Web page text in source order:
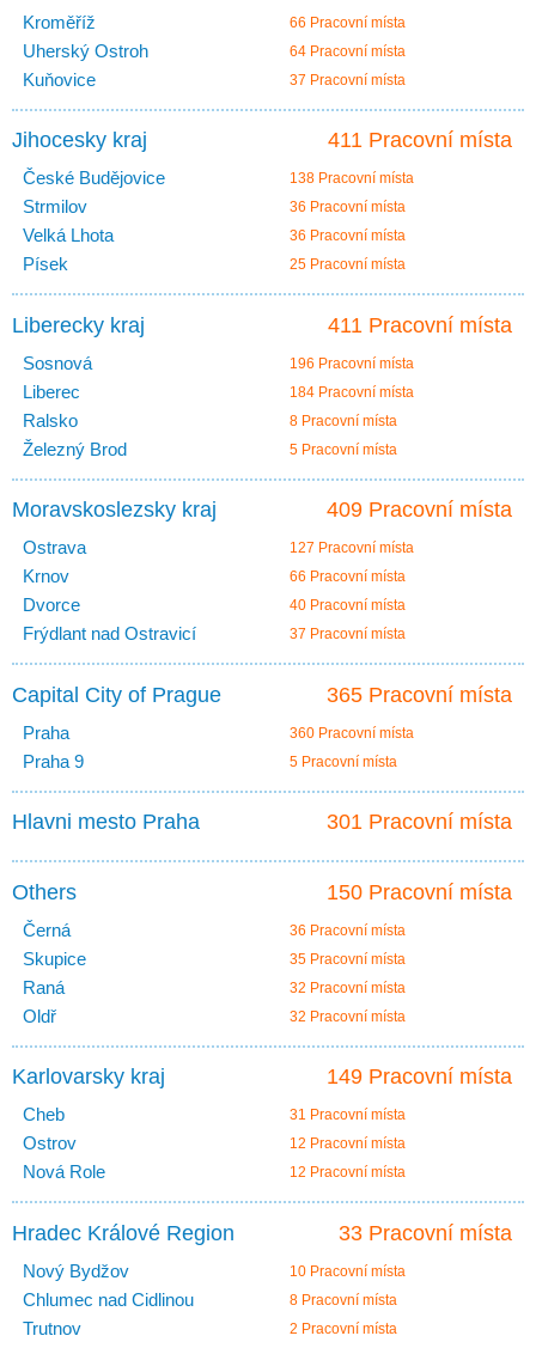
Kroměříž 66 Pracovní místa
Uherský Ostroh 64 Pracovní místa
Kuňovice 37 Pracovní místa
411 Pracovní místa
Jihocesky kraj
České Budějovice 138 Pracovní místa
Strmilov 36 Pracovní místa
Velká Lhota 36 Pracovní místa
Písek 25 Pracovní místa
411 Pracovní místa
Liberecky kraj
Sosnová 196 Pracovní místa
Liberec 184 Pracovní místa
Ralsko 8 Pracovní místa
Železný Brod 5 Pracovní místa
409 Pracovní místa
Moravskoslezsky kraj
Ostrava 127 Pracovní místa
Krnov 66 Pracovní místa
Dvorce 40 Pracovní místa
Frýdlant nad Ostravicí 37 Pracovní místa
365 Pracovní místa
Capital City of Prague
Praha 360 Pracovní místa
Praha 9 5 Pracovní místa
301 Pracovní místa
Hlavni mesto Praha
150 Pracovní místa
Others
Černá 36 Pracovní místa
Skupice 35 Pracovní místa
Raná 32 Pracovní místa
Oldř 32 Pracovní místa
149 Pracovní místa
Karlovarsky kraj
Cheb 31 Pracovní místa
Ostrov 12 Pracovní místa
Nová Role 12 Pracovní místa
33 Pracovní místa
Hradec Králové Region
Nový Bydžov 10 Pracovní místa
Chlumec nad Cidlinou 8 Pracovní místa
Trutnov 2 Pracovní místa